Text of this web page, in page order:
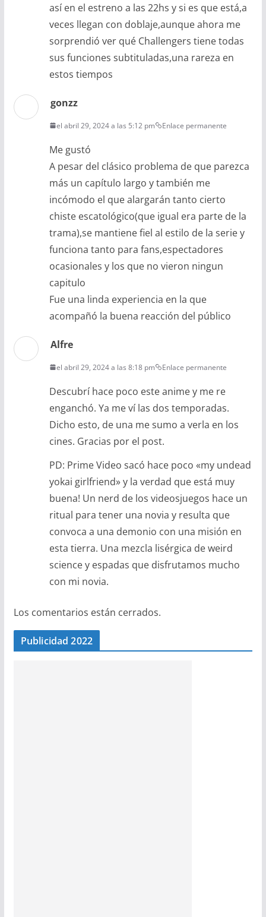
así en el estreno a las 22hs y si es que está,a
veces llegan con doblaje,aunque ahora me
sorprendió ver qué Challengers tiene todas
sus funciones subtituladas,una rareza en
estos tiempos
gonzz
el abril 29, 2024 a las 5:12 pm Enlace permanente
Me gustó
A pesar del clásico problema de que parezca
más un capítulo largo y también me
incómodo el que alargarán tanto cierto
chiste escatológico(que igual era parte de la
trama),se mantiene fiel al estilo de la serie y
funciona tanto para fans,espectadores
ocasionales y los que no vieron ningun
capitulo
Fue una linda experiencia en la que
acompañó la buena reacción del público
Alfre
el abril 29, 2024 a las 8:18 pm Enlace permanente
Descubrí hace poco este anime y me re
enganchó. Ya me ví las dos temporadas.
Dicho esto, de una me sumo a verla en los
cines. Gracias por el post.
PD: Prime Video sacó hace poco «my undead
yokai girlfriend» y la verdad que está muy
buena! Un nerd de los videosjuegos hace un
ritual para tener una novia y resulta que
convoca a una demonio con una misión en
esta tierra. Una mezcla lisérgica de weird
science y espadas que disfrutamos mucho
con mi novia.
Los comentarios están cerrados.
Publicidad 2022